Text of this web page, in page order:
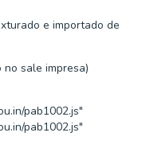
e importado de
sale impresa)
pab1002.js"
pab1002.js"